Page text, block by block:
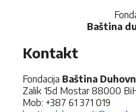
Baština
Kontakt
Fondacija Baština
Zalik 15d Mostar 88000
Mob: +387 61 371 019